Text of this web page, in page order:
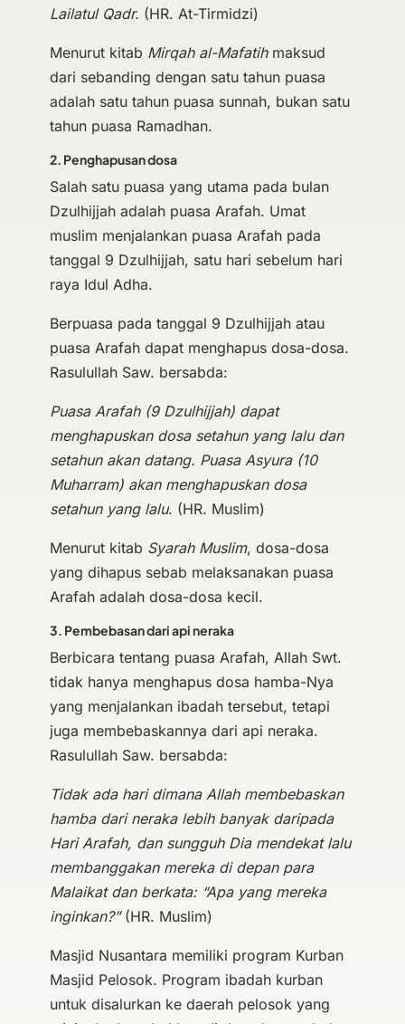
Lailatul Qadr. (HR. At-Tirmidzi)
Menurut kitab Mirqah al-Mafatih maksud
dari sebanding dengan satu tahun puasa
adalah satu tahun puasa sunnah, bukan satu
tahun puasa Ramadhan.
2. Penghapusan dosa
Salah satu puasa yang utama pada bulan
Dzulhijjah adalah puasa Arafah. Umat
muslim menjalankan puasa Arafah pada
tanggal 9 Dzulhijjah, satu hari sebelum hari
raya Idul Adha.
Berpuasa pada tanggal 9 Dzulhijjah atau
puasa Arafah dapat menghapus dosa-dosa.
Rasulullah Saw. bersabda:
Puasa Arafah (9 Dzulhijjah) dapat
menghapuskan dosa setahun yang lalu dan
setahun akan datang. Puasa Asyura (10
Muharram) akan menghapuskan dosa
setahun yang lalu. (HR. Muslim)
Menurut kitab Syarah Muslim, dosa-dosa
yang dihapus sebab melaksanakan puasa
Arafah adalah dosa-dosa kecil.
3. Pembebasan dari api neraka
Berbicara tentang puasa Arafah, Allah Swt.
tidak hanya menghapus dosa hamba-Nya
yang menjalankan ibadah tersebut, tetapi
juga membebaskannya dari api neraka.
Rasulullah Saw. bersabda:
Tidak ada hari dimana Allah membebaskan
hamba dari neraka lebih banyak daripada
Hari Arafah, dan sungguh Dia mendekat lalu
membanggakan mereka di depan para
Malaikat dan berkata: “Apa yang mereka
inginkan?”(HR. Muslim)
Masjid Nusantara memiliki program Kurban
Masjid Pelosok. Program ibadah kurban
untuk disalurkan ke daerah pelosok yang